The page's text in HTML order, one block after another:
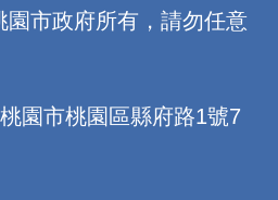
園市政府所有，請勿任意
市桃園區縣府路1號7